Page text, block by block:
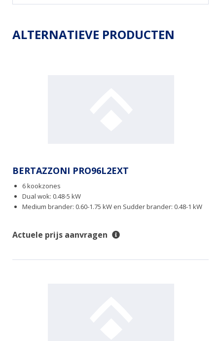
ALTERNATIEVE PRODUCTEN
BERTAZZONI PRO96L2EXT
6 kookzones
Dual wok: 0.48-5 kW
Medium brander: 0.60-1.75 kW en Sudder brander: 0.48-1 kW
Actuele prijs aanvragen